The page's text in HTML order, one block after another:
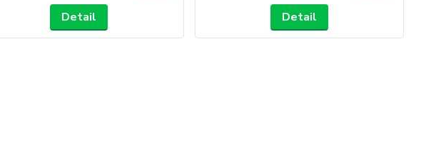
Detail Detail